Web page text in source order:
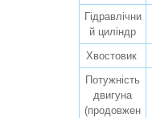
Гідравлічни
й циліндр
Хвостовик
Потужність
двигуна
(продовжен